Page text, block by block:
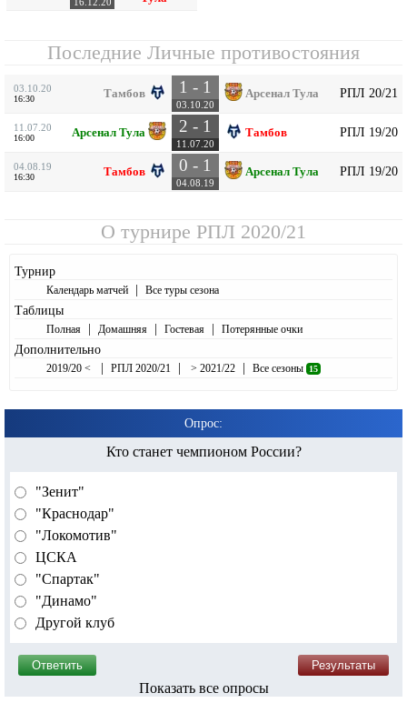
Последние Личные противостояния
03.10.20
16:30 Тамбов 1 - 1
03.10.20
Арсенал Тула РПЛ 20/21
11.07.20
16:00 Арсенал Тула 2 - 1
11.07.20
Тамбов РПЛ 19/20
04.08.19
16:30 Тамбов 0 - 1
04.08.19
Арсенал Тула РПЛ 19/20
О турнире РПЛ 2020/21
Турнир
Календарь матчей | Все туры сезона
Таблицы
Полная | Домашняя | Гостевая | Потерянные очки
Дополнительно
2019/20 < | РПЛ 2020/21 | > 2021/22 | Все сезоны 15
Опрос:
Кто станет чемпионом России?
"Зенит"
"Краснодар"
"Локомотив"
ЦСКА
"Спартак"
"Динамо"
Другой клуб
Показать все опросы